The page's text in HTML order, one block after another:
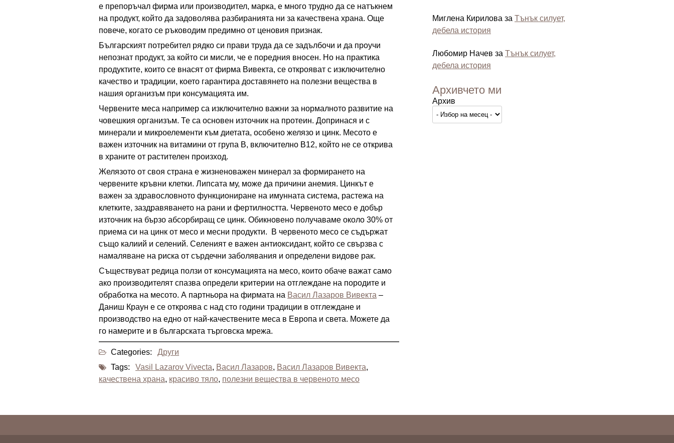
е препоръчал фирма или производител, марка, е много трудно да се натъкнем
на продукт, който да задоволява разбиранията ни за качествена храна. Още
повече, когато се ръководим предимно от ценовия признак.
Българският потребител рядко си прави труда да се задълбочи и да проучи
непознат продукт, за който си мисли, че е поредния вносен. Но на практика
продуктите, които се внасят от фирма Вивекта, се открояват с изключително
качество и традиции, което гарантира доставянето на полезни вещества в
нашия организъм при консумацията им.
Червените меса например са изключително важни за нормалното развитие на
човешкия организъм. Те са основен източник на протеин. Допринася и с
минерали и микроелементи към диетата, особено желязо и цинк. Месото е
важен източник на витамини от група B, включително B12, който не се открива
в храните от растителен произход.
Желязото от своя страна е жизненоважен минерал за формирането на
червените кръвни клетки. Липсата му, може да причини анемия. Цинкът е
важен за здравословното функциониране на имунната система, растежа на
клетките, заздравяването на рани и фертилността. Червеното месо е добър
източник на бързо абсорбиращ се цинк. Обикновено получаваме около 30% от
приема си на цинк от месо и месни продукти. В червеното месо се съдържат
също калиий и селений. Селеният е важен антиоксидант, който се свързва с
намаляване на риска от сърдечни заболявания и определени видове рак.
Съществуват редица ползи от консумацията на месо, които обаче важат само
ако производителят спазва определи критерии на отглеждане на породите и
обработка на месото. А партньора на фирмата на Васил Лазаров Вивекта –
Даниш Краун е се откроява с над сто години традиции в отглеждане и
производство на едно от най-качествените меса в Европа и света. Можете да
го намерите и в българската търговска мрежа.
Categories:
Други
Tags:
Vasil Lazarov Vivecta, Васил Лазаров, Васил Лазаров Вивекта,
качествена храна, красиво тяло, полезни вещества в червеното месо
Миглена Кирилова за Тънък силует,
дебела история
Любомир Начев за Тънък силует,
дебела история
Архивчето ми
Архив